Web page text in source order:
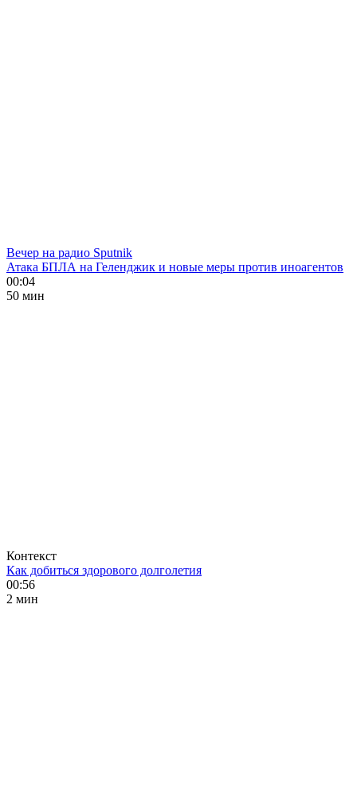
Вечер на радио Sputnik
Атака БПЛА на Геленджик и новые меры против иноагентов
00:04
50 мин
Контекст
Как добиться здорового долголетия
00:56
2 мин